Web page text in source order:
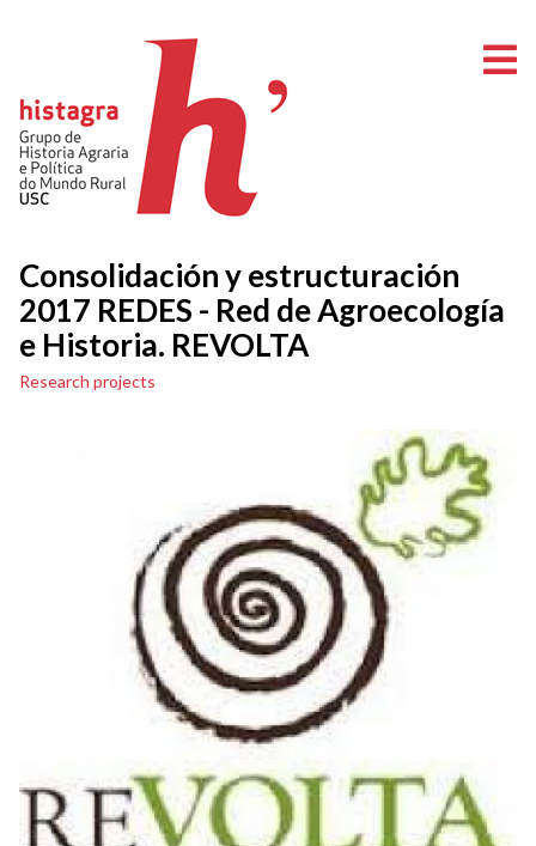
Consolidación y estructuración
2017 REDES - Red de Agroecología
e Historia. REVOLTA
Research projects